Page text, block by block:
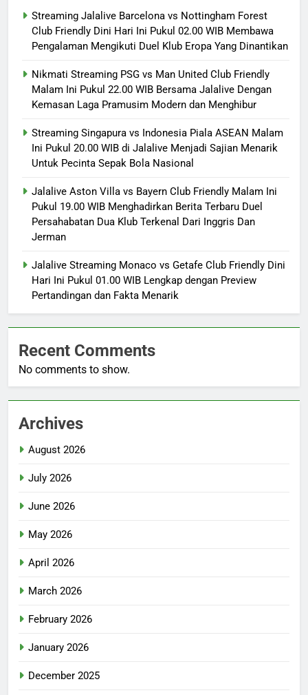
Streaming Jalalive Barcelona vs Nottingham Forest
Club Friendly Dini Hari Ini Pukul 02.00 WIB Membawa
Pengalaman Mengikuti Duel Klub Eropa Yang Dinantikan
Nikmati Streaming PSG vs Man United Club Friendly
Malam Ini Pukul 22.00 WIB Bersama Jalalive Dengan
Kemasan Laga Pramusim Modern dan Menghibur
Streaming Singapura vs Indonesia Piala ASEAN Malam
Ini Pukul 20.00 WIB di Jalalive Menjadi Sajian Menarik
Untuk Pecinta Sepak Bola Nasional
Jalalive Aston Villa vs Bayern Club Friendly Malam Ini
Pukul 19.00 WIB Menghadirkan Berita Terbaru Duel
Persahabatan Dua Klub Terkenal Dari Inggris Dan
Jerman
Jalalive Streaming Monaco vs Getafe Club Friendly Dini
Hari Ini Pukul 01.00 WIB Lengkap dengan Preview
Pertandingan dan Fakta Menarik
Recent Comments
No comments to show.
Archives
August 2026
July 2026
June 2026
May 2026
April 2026
March 2026
February 2026
January 2026
December 2025